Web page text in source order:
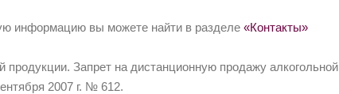
информацию вы можете найти в разделе «Контакты»
Запрет на дистанционную продажу
2007 г. № 612.